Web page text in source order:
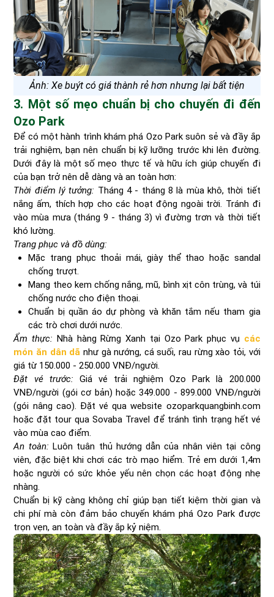
Ảnh: Xe buýt có giá thành rẻ hơn nhưng lại bất tiện
3. Một số mẹo chuẩn bị cho chuyến đi đến
Ozo Park
Để có một hành trình khám phá Ozo Park suôn sẻ và đầy ắp
trải nghiệm, bạn nên chuẩn bị kỹ lưỡng trước khi lên đường.
Dưới đây là một số mẹo thực tế và hữu ích giúp chuyến đi
của bạn trở nên dễ dàng và an toàn hơn:
Thời điểm lý tưởng: Tháng 4 - tháng 8 là mùa khô, thời tiết
nắng ấm, thích hợp cho các hoạt động ngoài trời. Tránh đi
vào mùa mưa (tháng 9 - tháng 3) vì đường trơn và thời tiết
khó lường.
Trang phục và đồ dùng:
Mặc trang phục thoải mái, giày thể thao hoặc sandal
chống trượt.
Mang theo kem chống nắng, mũ, bình xịt côn trùng, và túi
chống nước cho điện thoại.
Chuẩn bị quần áo dự phòng và khăn tắm nếu tham gia
các trò chơi dưới nước.
Ẩm thực: Nhà hàng Rừng Xanh tại Ozo Park phục vụ các
món ăn dân dã như gà nướng, cá suối, rau rừng xào tỏi, với
giá từ 150.000 - 250.000 VNĐ/người.
Đặt vé trước: Giá vé trải nghiệm Ozo Park là 200.000
VNĐ/người (gói cơ bản) hoặc 349.000 - 899.000 VNĐ/người
(gói nâng cao). Đặt vé qua website ozoparkquangbinh.com
hoặc đặt tour qua Sovaba Travel để tránh tình trạng hết vé
vào mùa cao điểm.
An toàn: Luôn tuân thủ hướng dẫn của nhân viên tại công
viên, đặc biệt khi chơi các trò mạo hiểm. Trẻ em dưới 1,4m
hoặc người có sức khỏe yếu nên chọn các hoạt động nhẹ
nhàng.
Chuẩn bị kỹ càng không chỉ giúp bạn tiết kiệm thời gian và
chi phí mà còn đảm bảo chuyến khám phá Ozo Park được
trọn vẹn, an toàn và đầy ắp kỷ niệm.